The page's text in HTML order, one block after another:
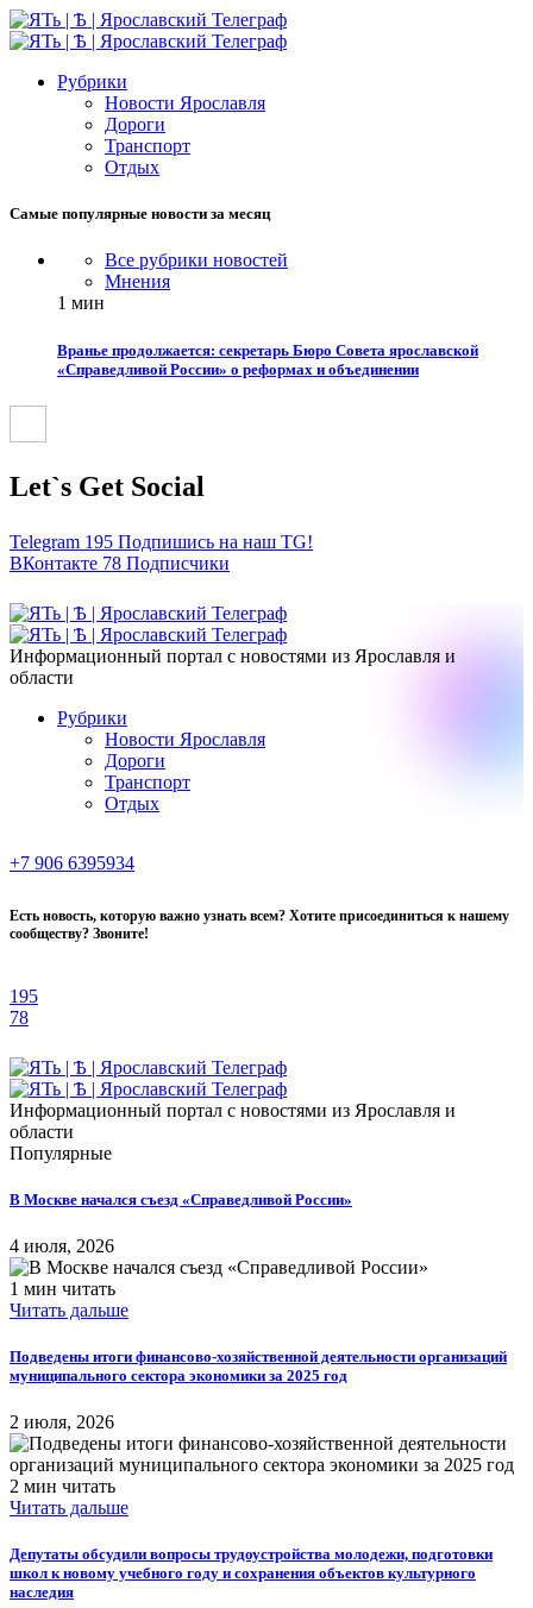
Рубрики
Новости Ярославля
Дороги
Транспорт
Отдых
Самые популярные новости за месяц
Все рубрики новостей
Мнения
1 мин
Вранье продолжается: секретарь Бюро Совета ярославской
«Справедливой России» о реформах и объединении
Let`s Get Social
Telegram 195 Подпишись на наш TG!
ВКонтакте 78 Подписчики
Информационный портал с новостями из Ярославля и
области
Рубрики
Новости Ярославля
Дороги
Транспорт
Отдых
+7 906 6395934
Есть новость, которую важно узнать всем? Хотите присоединиться к нашему
сообществу? Звоните!
195
78
Информационный портал с новостями из Ярославля и
области
Популярные
В Москве начался съезд «Справедливой России»
4 июля, 2026
1 мин читать
Читать дальше
Подведены итоги финансово-хозяйственной деятельности организаций
муниципального сектора экономики за 2025 год
2 июля, 2026
2 мин читать
Читать дальше
Депутаты обсудили вопросы трудоустройства молодежи, подготовки
школ к новому учебного году и сохранения объектов культурного
наследия